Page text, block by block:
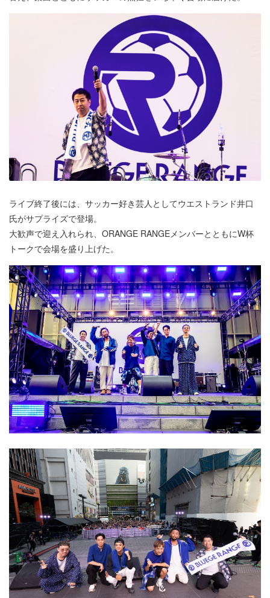
ライブ終了後には、サッカー好き芸人としてウエストランド井口
氏がサプライズで登場。
大歓声で迎え入れられ、ORANGE RANGEメンバーとともにW杯
トークで会場を盛り上げた。